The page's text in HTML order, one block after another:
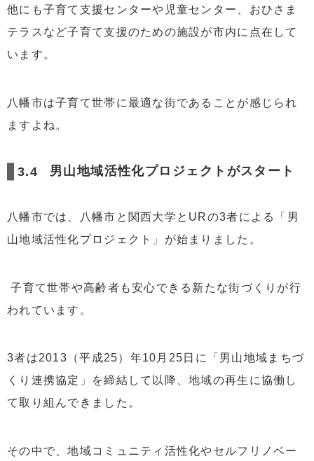
他にも子育て支援センターや児童センター、おひさま
テラスなど子育て支援のための施設が市内に点在して
います。
八幡市は子育て世帯に最適な街であることが感じられ
ますよね。
男山地域活性化プロジェクトがスタート
八幡市では、八幡市と関西大学とURの3者による「男
山地域活性化プロジェクト」が始まりました。
子育て世帯や高齢者も安心できる新たな街づくりが行
われています。
3者は2013（平成25）年10月25日に「男山地域まちづ
くり連携協定」を締結して以降、地域の再生に協働し
て取り組んできました。
その中で、地域コミュニティ活性化やセルフリノベー